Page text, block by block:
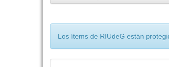
Los ítems de RIUdeG están